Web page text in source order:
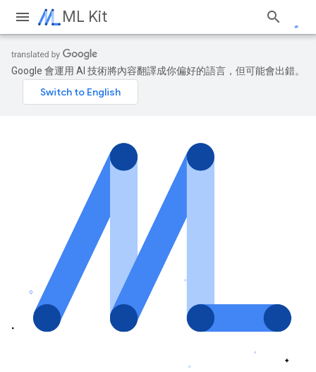
ML Kit
Google 會運用 AI 技術將內容翻譯成你偏好的語言，但可能會出錯。